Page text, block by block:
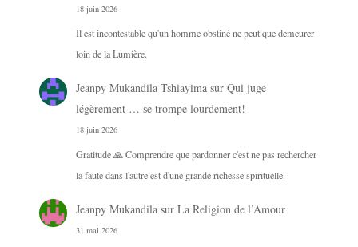
18 juin 2026
Il est incontestable qu'un homme obstiné ne peut que demeurer
loin de la Lumière.
Jeanpy Mukandila Tshiayimasur Qui juge
légèrement … se trompe lourdement!
18 juin 2026
Gratitude 🙏 Comprendre que pardonner c'est ne pas rechercher
la faute dans l'autre est d'une grande richesse spirituelle.
Jeanpy Mukandilasur La Religion de l’Amour
31 mai 2026